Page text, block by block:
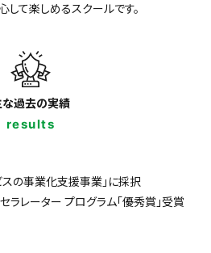
して楽しめるスクールです。
過去の実績
results
の事業化支援事業」に採択
レーター プログラム「優秀賞」受賞